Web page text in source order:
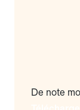
De note